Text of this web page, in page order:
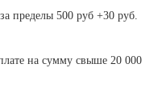
пределы 500 руб +30 руб.
на сумму свыше 20 000